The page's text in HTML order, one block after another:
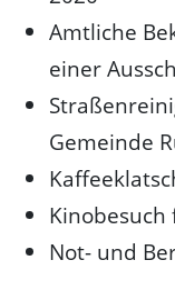
Amtliche
einer
Gemeinde
Not- und